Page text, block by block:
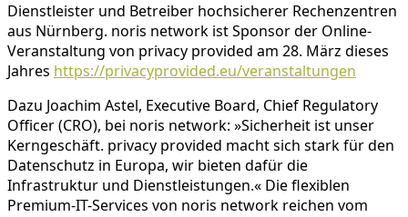
Dienstleister und Betreiber hochsicherer Rechenzentren
aus Nürnberg. noris network ist Sponsor der Online-
Veranstaltung von privacy provided am 28. März dieses
Jahres https://privacyprovided.eu/veranstaltungen
Dazu Joachim Astel, Executive Board, Chief Regulatory
Officer (CRO), bei noris network: »Sicherheit ist unser
Kerngeschäft. privacy provided macht sich stark für den
Datenschutz in Europa, wir bieten dafür die
Infrastruktur und Dienstleistungen.« Die flexiblen
Premium-IT-Services von noris network reichen vom